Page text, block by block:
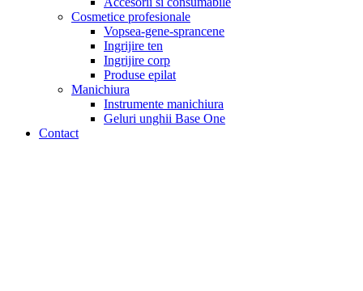
Cosmetice profesionale
Vopsea-gene-sprancene
Ingrijire ten
Ingrijire corp
Produse epilat
Manichiura
Instrumente manichiura
Geluri unghii Base One
Contact